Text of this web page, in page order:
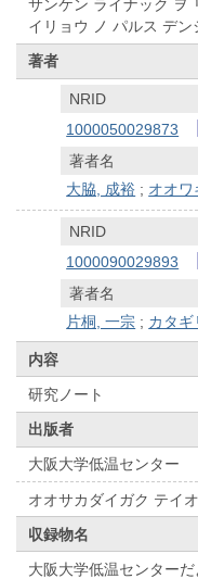
サンケン ライナック ヲ
イリョウ ノ パルス デン
著者
NRID
1000050029873
著者名
大脇, 成裕 ; オオワ
NRID
1000090029893
著者名
片桐, 一宗 ; カタギ
内容
研究ノート
出版者
大阪大学低温センター
オオサカダイガク テイ
収録物名
大阪大学低温センターだ